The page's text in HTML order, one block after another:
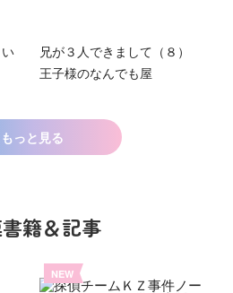
兄が３人できまして（８）
王子様のなんでも屋
もっと見る
籍＆記事
NEW